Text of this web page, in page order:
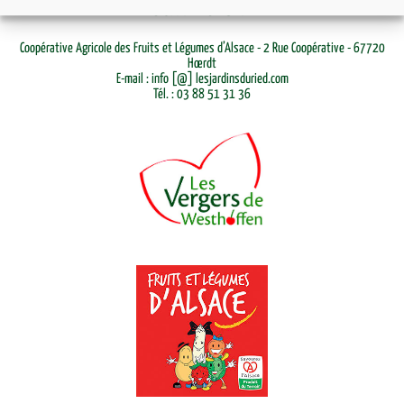
Coopérative Agricole des Fruits et Légumes d’Alsace - 2 Rue Coopérative - 67720
Hœrdt
E-mail : info [@] lesjardinsduried.com
Tél. : 03 88 51 31 36